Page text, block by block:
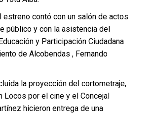
estreno contó con un salón de actos
público y con la asistencia del
y Participación Ciudadana
de Alcobendas , Fernando
la proyección del cortometraje,
Locos por el cine y el Concejal
hicieron entrega de una